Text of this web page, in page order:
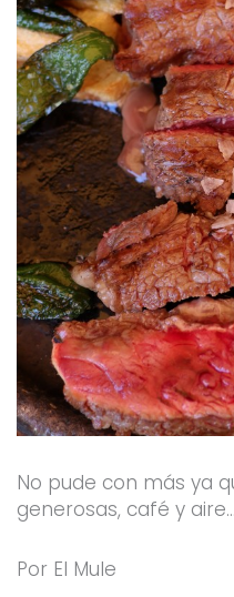
No pude con más ya
generosas, café y
Por El Mule